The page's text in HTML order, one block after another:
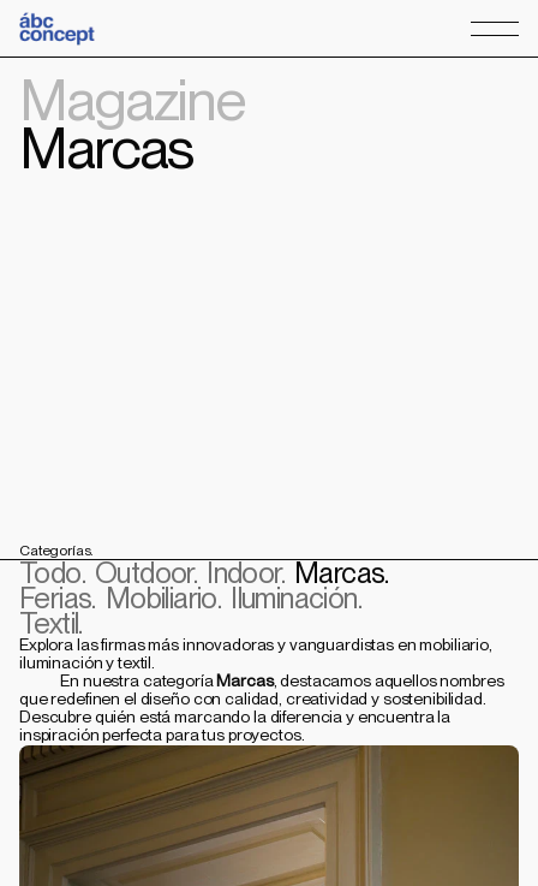
Magazine
Marcas
Categorías.
Todo. Outdoor. Indoor. Marcas.
Ferias. Mobiliario. Iluminación.
Textil.
Explora las firmas más innovadoras y vanguardistas en mobiliario,
iluminación y textil.
            En nuestra categoría
Marcas, destacamos aquellos nombres
que redefinen el diseño con calidad, creatividad y sostenibilidad.
Descubre quién está marcando la diferencia y encuentra la
inspiración perfecta para tus proyectos.